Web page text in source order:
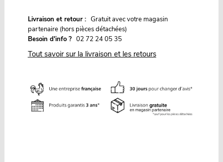
Livraison et retour : Gratuit avec votre magasin
partenaire (hors pièces détachées)
Besoin d'info ? 02 72 24 05 35
Tout savoir sur la livraison et les retours